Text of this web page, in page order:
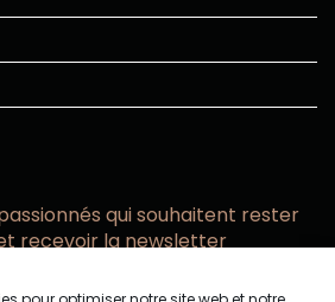
qui souhaitent rester
recevoir la newsletter